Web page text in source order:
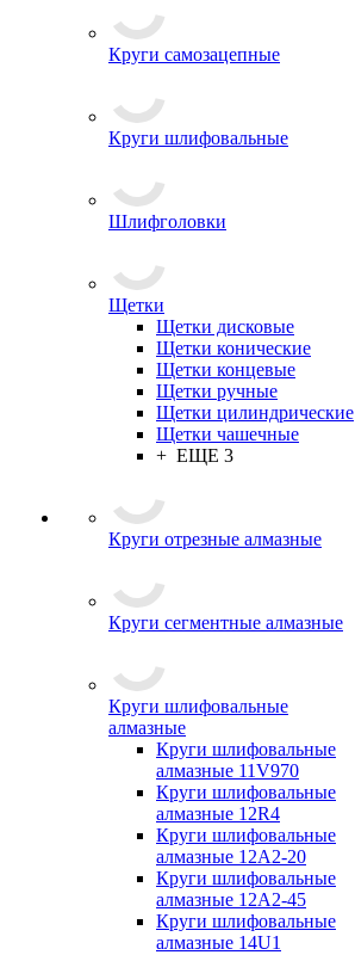
Круги самозацепные
Круги шлифовальные
Шлифголовки
Щетки
Щетки дисковые
Щетки конические
Щетки концевые
Щетки ручные
Щетки цилиндрические
Щетки чашечные
+ ЕЩЕ 3
Круги отрезные алмазные
Круги сегментные алмазные
Круги шлифовальные
алмазные
Круги шлифовальные
алмазные 11V970
Круги шлифовальные
алмазные 12R4
Круги шлифовальные
алмазные 12А2-20
Круги шлифовальные
алмазные 12А2-45
Круги шлифовальные
алмазные 14U1